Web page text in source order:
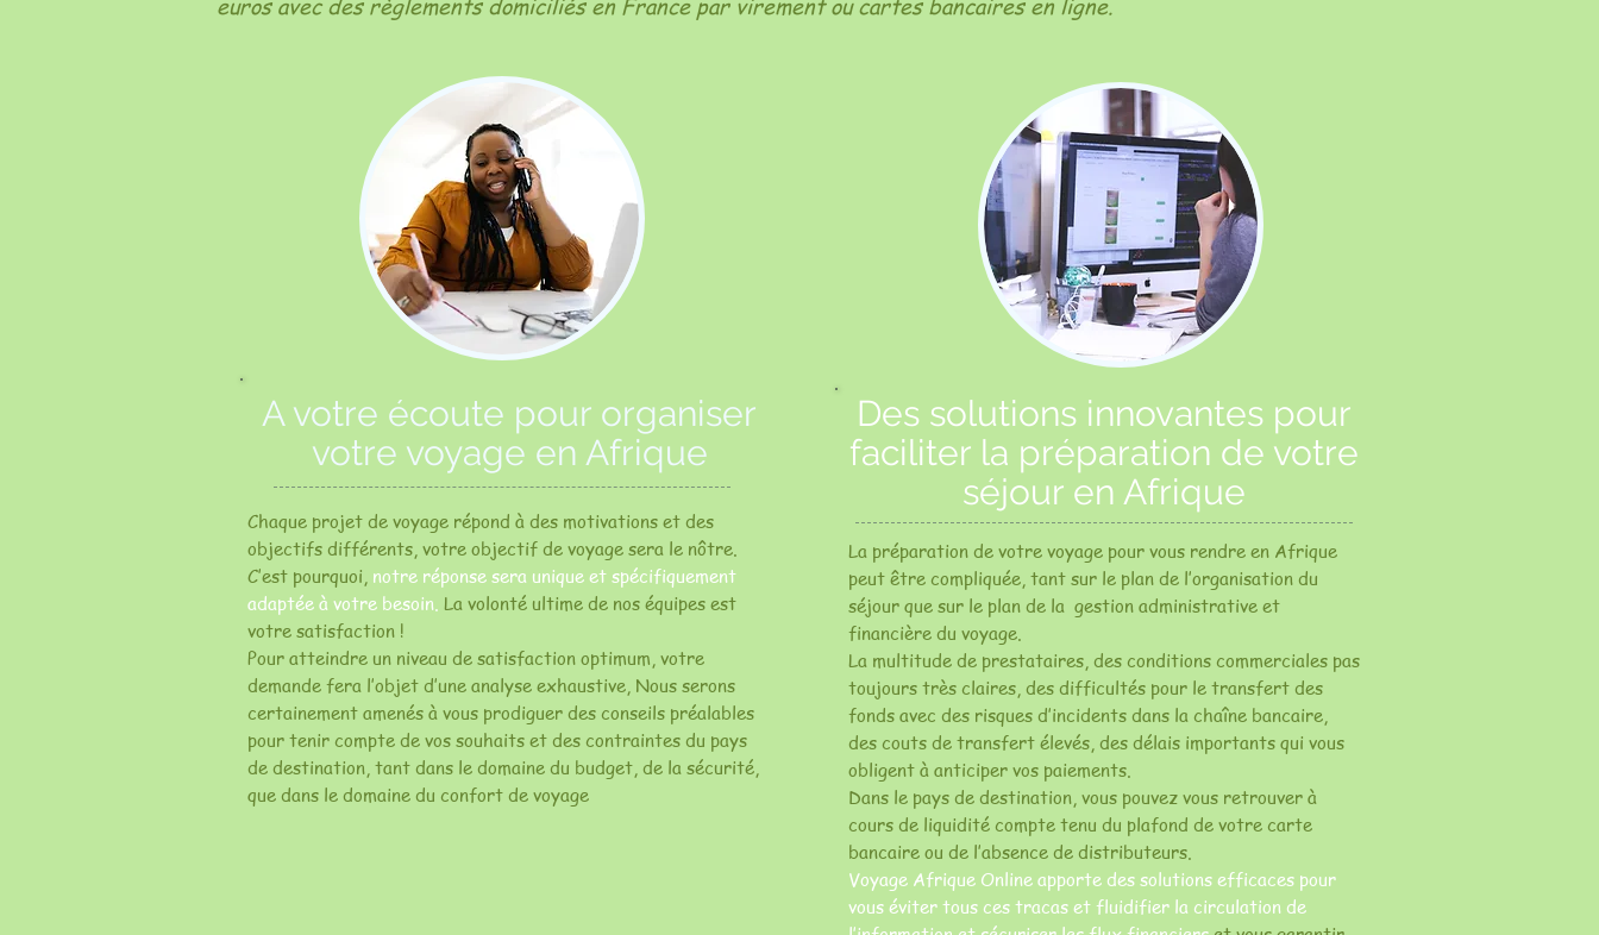
Des solutions innovantes pour
faciliter la préparation de votre
séjour en Afrique
La préparation de votre voyage pour vous rendre en Afrique
peut être compliquée, tant sur le plan de l’organisation du
séjour que sur le plan de la gestion administrative et
financière du voyage.
La multitude de prestataires, des conditions commerciales pas
toujours très claires, des difficultés pour le transfert des
fonds avec des risques d’incidents dans la chaîne bancaire,
des couts de transfert élevés, des délais importants qui vous
obligent à anticiper vos paiements.
Dans le pays de destination, vous pouvez vous retrouver à
cours de liquidité compte tenu du plafond de votre carte
bancaire ou de l’absence de distributeurs.
Voyage Afrique Online apporte des solutions efficaces pour
vous éviter tous ces tracas et fluidifier la circulation de
A votre écoute pour organiser
votre voyage en Afrique
Chaque projet de voyage répond à des motivations et des
objectifs différents, votre objectif de voyage sera le nôtre.
C’est pourquoi, notre réponse sera unique et spécifiquement
adaptée à votre besoin. La volonté ultime de nos équipes est
votre satisfaction !
Pour atteindre un niveau de satisfaction optimum, votre
demande fera l’objet d’une analyse exhaustive, Nous serons
certainement amenés à vous prodiguer des conseils préalables
pour tenir compte de vos souhaits et des contraintes du pays
de destination, tant dans le domaine du budget, de la sécurité,
que dans le domaine du confort de voyage